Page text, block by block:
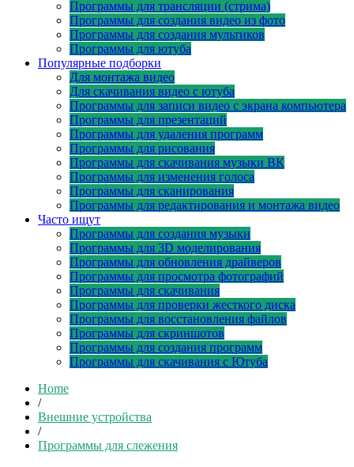
Программы для трансляции (стрима)
Программы для создания видео из фото
Программы для создания мультиков
Программы для ютуба
Популярные подборки
Для монтажа видео
Для скачивания видео с ютуба
Программы для записи видео с экрана компьютера
Программы для презентаций
Программы для удаления программ
Программы для рисования
Программы для скачивания музыки ВК
Программы для изменения голоса
Программы для сканирования
Программы для редактирования и монтажа видео
Часто ищут
Программы для создания музыки
Программы для 3D моделирования
Программы для обновления драйверов
Программы для просмотра фотографий
Программы для скачивания
Программы для проверки жесткого диска
Программы для восстановления файлов
Программы для скриншотов
Программы для создания программ
Программы для скачивания с Ютуба
Home
/
Внешние устройства
/
Программы для слежения